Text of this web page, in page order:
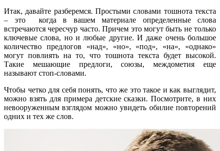
Итак, давайте разберемся. Простыми словами тошнота текста
– это когда в вашем материале определенные слова
встречаются чересчур часто. Причем это могут быть не только
ключевые слова, но и любые другие. И даже очень большое
количество предлогов «над», «но», «под», «на», «однако»
могут повлиять на то, что тошнота текста будет высокой.
Такие мешающие предлоги, союзы, междометия еще
называют стоп-словами.
Чтобы четко для себя понять, что же это такое и как выглядит,
можно взять для примера детские сказки. Посмотрите, в них
невооруженным взглядом можно увидеть обилие повторений
одних и тех же слов.